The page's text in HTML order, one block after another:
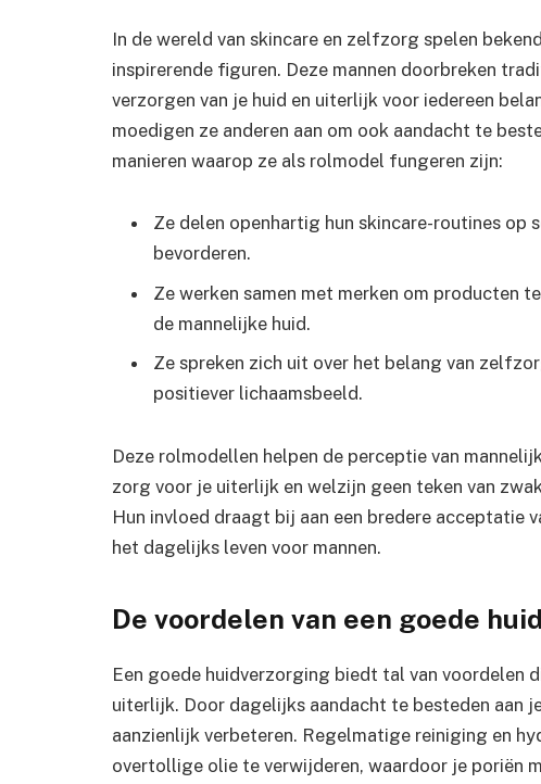
In de wereld van skincare en zelfzorg spelen
inspirerende figuren. Deze mannen doorbreken
verzorgen van je huid en uiterlijk voor iedereen
moedigen ze anderen aan om ook aandacht te
manieren waarop ze als rolmodel fungeren zijn:
Ze delen openhartig hun skincare-routines op
bevorderen.
Ze werken samen met merken om producten
de mannelijke huid.
Ze spreken zich uit over het belang van
positiever lichaamsbeeld.
Deze rolmodellen helpen de perceptie van
zorg voor je uiterlijk en welzijn geen teken van
Hun invloed draagt bij aan een bredere acceptatie
het dagelijks leven voor mannen.
De voordelen van een goede
Een goede huidverzorging biedt tal van voordelen
uiterlijk. Door dagelijks aandacht te besteden aan
aanzienlijk verbeteren. Regelmatige reiniging en
overtollige olie te verwijderen, waardoor je poriën